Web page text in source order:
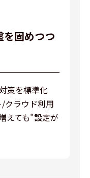
とは
を固めつつ
策を標準化
クラウド利用
えても"設定が